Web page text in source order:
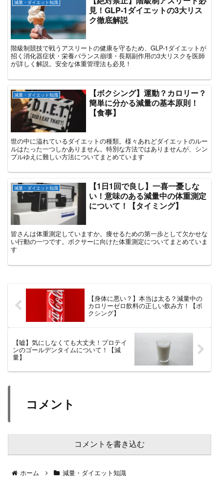
減量・ダイエット知識
見！GLP-1ダイエットの3大リス
ク徹底解説
階級制競技で戦うアスリートの健康を守るため、GLP-1ダイエットが
招く消化器症状・栄養バランス崩壊・長期副作用の3大リスクを医師
が詳しく解説。安全な体重管理法も必見！
減量・ダイエット知識
【ボクシング】運動？カロリー？
簡単に分かる減量の基本原則！
【食事】
世の中に溢れているダイエットの種類。様々あれどダイエットのルー
ルはたった一つしかありません。特別な方法ではありませんが、シン
プルゆえに難しい方法についてまとめています
減量・ダイエット知識
【1日1回で良し】一喜一憂しな
い！意味のある減量中の体重測定
について！【タイミング】
皆さんは体重測定していますか。痩せるための第一歩として欠かせな
い行動の一つです。ボクサーに向けた体重測定についてまとめていま
す
【身体に悪い？】本当は太る？減量中の
カロリーゼロ飲料の正しい飲み方！【ボ
クシング】
【嘘】気にしなくても大丈夫！プロテイ
ンのゴールデンタイムについて！【減
量】
コメント
コメントを書き込む
ホーム 減量・ダイエット知識